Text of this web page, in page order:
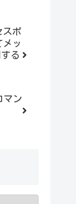
スポ
ッ
る
マン